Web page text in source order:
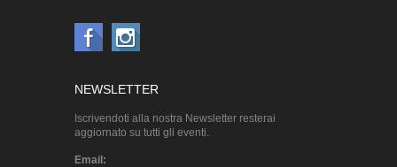
NEWSLETTER
Iscrivendoti alla nostra Newsletter resterai
aggiornato su tutti gli eventi.
Email: